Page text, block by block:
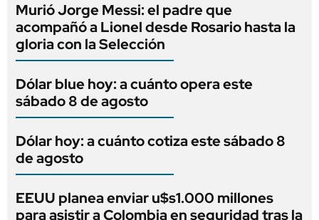
Murió Jorge Messi: el padre que
acompañó a Lionel desde Rosario hasta la
gloria con la Selección
Dólar blue hoy: a cuánto opera este
sábado 8 de agosto
Dólar hoy: a cuánto cotiza este sábado 8
de agosto
EEUU planea enviar u$s1.000 millones
para asistir a Colombia en seguridad tras la